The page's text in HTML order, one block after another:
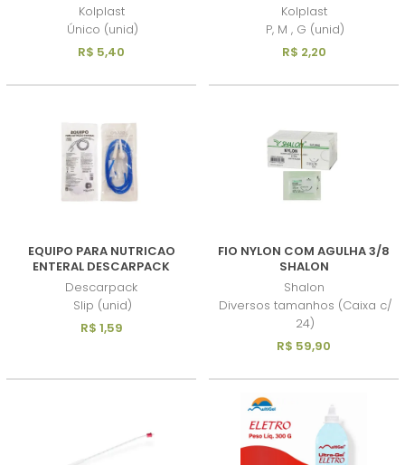
Kolplast
Único (unid)
R$ 5,40
Kolplast
P, M , G (unid)
R$ 2,20
EQUIPO PARA NUTRICAO
ENTERAL DESCARPACK
Descarpack
Slip (unid)
R$ 1,59
FIO NYLON COM AGULHA 3/8
SHALON
Shalon
Diversos tamanhos (Caixa c/
24)
R$ 59,90